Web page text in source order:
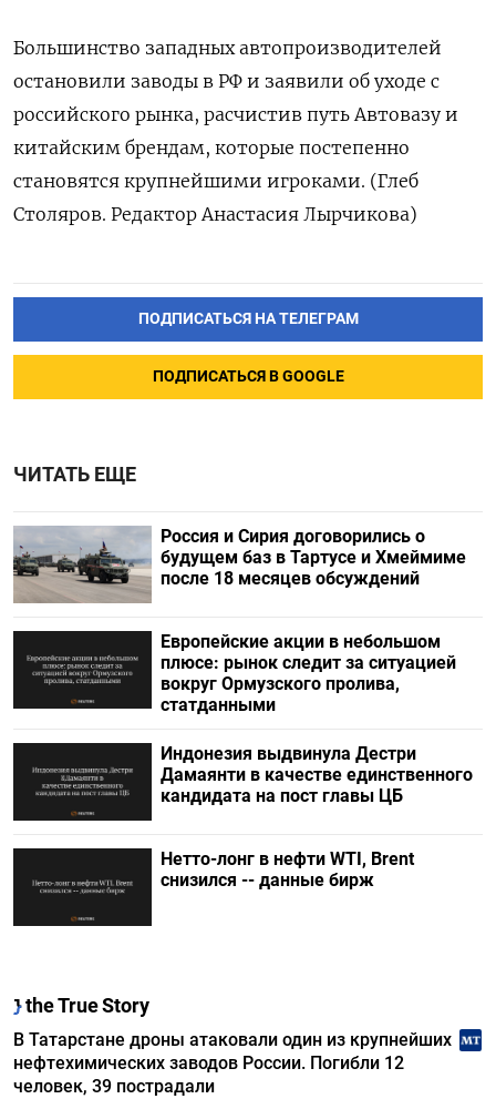
Большинство западных автопроизводителей
остановили заводы в РФ и заявили об уходе с
российского рынка, расчистив путь Автовазу и
китайским брендам, которые постепенно
становятся крупнейшими игроками. (Глеб
Столяров. Редактор Анастасия Лырчикова)
ПОДПИСАТЬСЯ НА ТЕЛЕГРАМ
ПОДПИСАТЬСЯ В GOOGLE
ЧИТАТЬ ЕЩЕ
Россия и Сирия договорились о
будущем баз в Тартусе и Хмеймиме
после 18 месяцев обсуждений
Европейские акции в небольшом
плюсе: рынок следит за ситуацией
вокруг Ормузского пролива,
статданными
Индонезия выдвинула Дестри
⁠Дамаянти в качестве единственного
кандидата на пост главы ЦБ
Нетто-лонг в нефти WTI, Brent
снизился -- данные бирж